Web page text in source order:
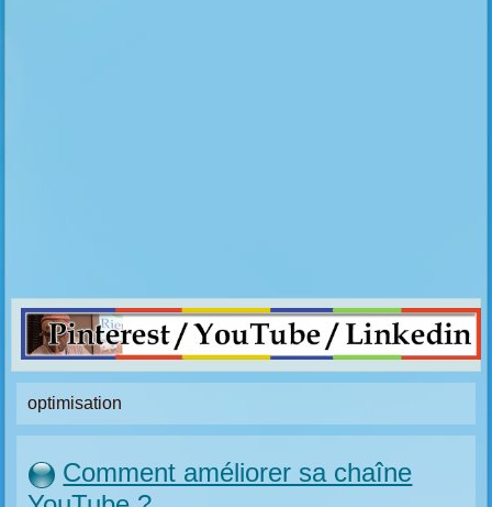
optimisation
Comment améliorer sa chaîne